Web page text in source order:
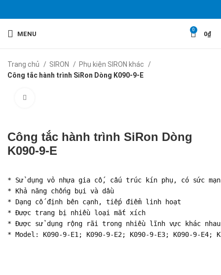
MENU
0
0₫
Trang chủ SIRON
Phụ kiện SIRON khác
Công tắc hành trình SiRon Dòng K090-9-E
Công tắc hành trình SiRon Dòng
K090-9-E
* Sử dụng vỏ nhựa gia cố, cấu trúc kín phụ, có sức
* Khả năng chống bụi và dầu
* Dạng cố định bên cạnh, tiếp điểm linh hoạt
* Được trang bị nhiều loại mắt xích
* Được sử dụng rộng rãi trong nhiều lĩnh vực khác
* Model: K090-9-E1; K090-9-E2; K090-9-E3; K090-9-E4;